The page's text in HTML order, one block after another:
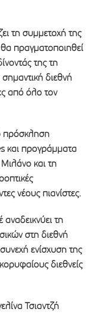
τη συμμετοχή της
πραγματοποιηθεί
της τη
διεθνή
από όλο τον
πρόσκληση
και προγράμματα
και τη
νέους πιανίστες.
αναδεικνύει τη
στη διεθνή
ενίσχυση της
διεθνείς
Τσιαντζή